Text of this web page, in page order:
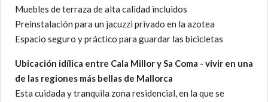
Muebles de terraza de alta calidad incluidos
Preinstalación para un jacuzzi privado en la azotea
Espacio seguro y práctico para guardar las bicicletas
Ubicación idílica entre Cala Millor y Sa Coma - vivir en una
de las regiones más bellas de Mallorca
Esta cuidada y tranquila zona residencial, en la que se